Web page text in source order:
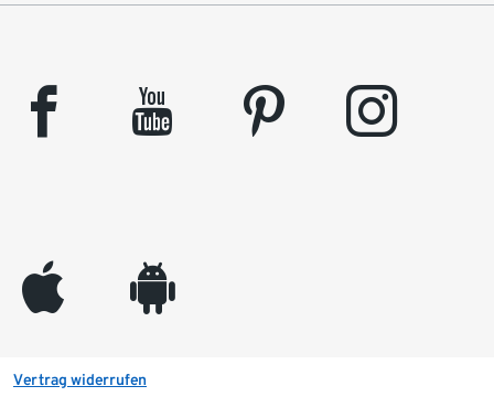
facebook youtube pinterest instagram
appleinc android
Vertrag widerrufen